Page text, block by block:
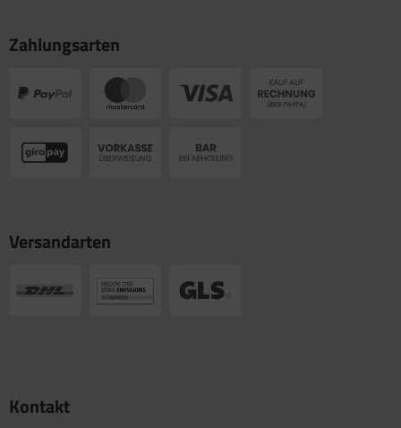
Zahlungsarten
Versandarten
Kontakt